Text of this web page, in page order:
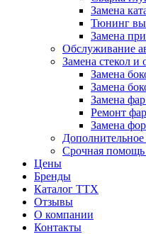
Замена
Тюнинг
Замена
Обслуживание
Замена стекол и
Замена
Замена
Замена
Ремонт
Замена
Срочная помощь
Цены
Бренды
Каталог ТТХ
Отзывы
О компании
Контакты